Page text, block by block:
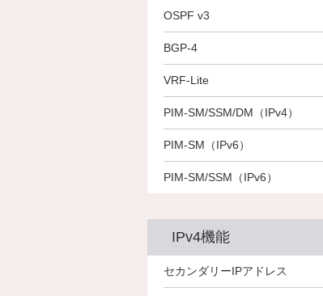
OSPF v3
BGP-4
VRF-Lite
PIM-SM/SSM/DM（IPv4）
PIM-SM（IPv6）
PIM-SM/SSM（IPv6）
－
－
－
－
－
－
IPv4機能
セカンダリーIPアドレス
○